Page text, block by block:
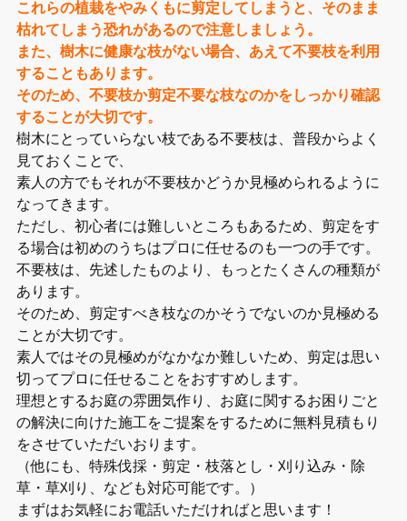
これらの植栽をやみくもに剪定してしまうと、そのまま
枯れてしまう恐れがあるので注意しましょう。
また、樹木に健康な枝がない場合、あえて不要枝を利用
することもあります。
そのため、不要枝か剪定不要な枝なのかをしっかり確認
することが大切です。
樹木にとっていらない枝である不要枝は、普段からよく
見ておくことで、
素人の方でもそれが不要枝かどうか見極められるように
なってきます。
ただし、初心者には難しいところもあるため、剪定をす
る場合は初めのうちはプロに任せるのも一つの手です。
不要枝は、先述したものより、もっとたくさんの種類が
あります。
そのため、剪定すべき枝なのかそうでないのか見極める
ことが大切です。
素人ではその見極めがなかなか難しいため、剪定は思い
切ってプロに任せることをおすすめします。
理想とするお庭の雰囲気作り、お庭に関するお困りごと
の解決に向けた施工をご提案をするために無料見積もり
をさせていただいおります。
（他にも、特殊伐採・剪定・枝落とし・刈り込み・除
草・草刈り、なども対応可能です。）
まずはお気軽にお電話いただければと思います！